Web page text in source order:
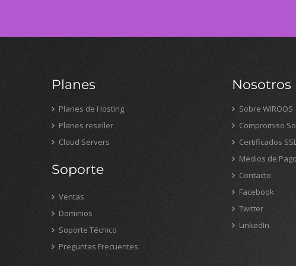
Planes
Planes de Hosting
Planes reseller
Cloud Servers
Soporte
Ventas
Dominios
Soporte Técnico
Preguntas Frecuentes
Nosotros
Sobre WIROOS
Compromiso
Certificados
Medios de Pago
Contacto
Facebook
Twitter
LinkedIn